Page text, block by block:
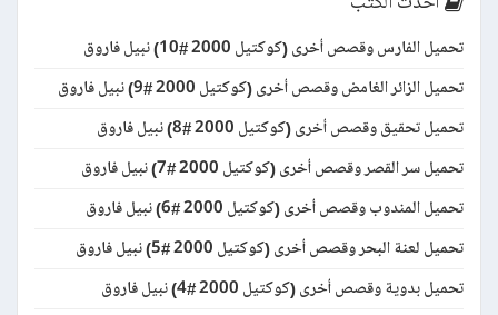
تحميل الفارس وقصص أخرى (كوكتيل 2000 #10) نبيل فاروق
تحميل الزائر الغامض وقصص أخرى (كوكتيل 2000 #9) نبيل فاروق
تحميل تحقيق وقصص أخرى (كوكتيل 2000 #8) نبيل فاروق
تحميل سر القصر وقصص أخرى (كوكتيل 2000 #7) نبيل فاروق
تحميل المندوب وقصص أخرى (كوكتيل 2000 #6) نبيل فاروق
تحميل لعنة البحر وقصص أخرى (كوكتيل 2000 #5) نبيل فاروق
تحميل بدوية وقصص أخرى (كوكتيل 2000 #4) نبيل فاروق